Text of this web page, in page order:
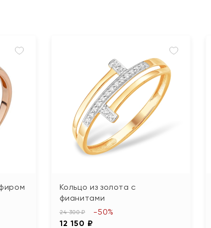
Кольцо из золота с
фианитами
24 300 ₽
12 150 ₽
-50%